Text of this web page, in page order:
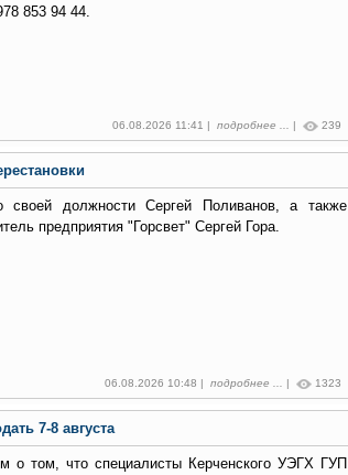
853 94 44.
06.08.2026 11:41 | подробнее ... | 239
своей должности Сергей Поливанов, а также
предприятия "Горсвет" Сергей Гора.
06.08.2026 10:48 | подробнее ... | 1323
7-8 августа
о том, что специалисты Керченского УЭГХ ГУП